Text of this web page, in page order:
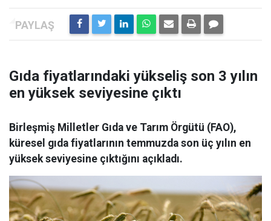
Gıda fiyatlarındaki yükseliş son 3 yılın
en yüksek seviyesine çıktı
Birleşmiş Milletler Gıda ve Tarım Örgütü (FAO),
küresel gıda fiyatlarının temmuzda son üç yılın en
yüksek seviyesine çıktığını açıkladı.